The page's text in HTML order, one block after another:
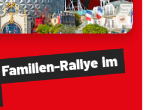
Familien-Rallyeim